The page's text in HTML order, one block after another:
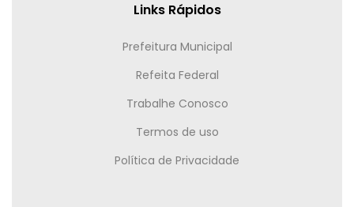
Links Rápidos
Prefeitura Municipal
Refeita Federal
Trabalhe Conosco
Termos de uso
Política de Privacidade